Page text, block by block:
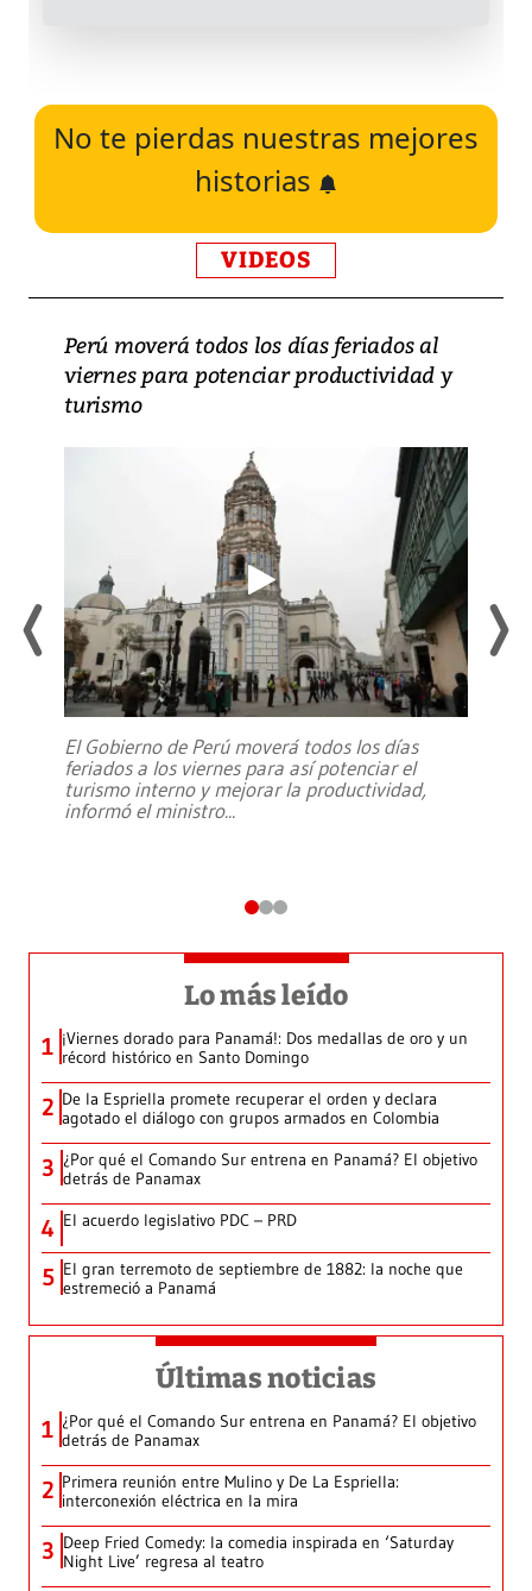
No te pierdas nuestras mejores
historias
VIDEOS
Perú moverá todos los días feriados al
viernes para potenciar productividad y
turismo
El Gobierno de Perú moverá todos los días
feriados a los viernes para así potenciar el
turismo interno y mejorar la productividad,
informó el ministro...
Lo más leído
1 ¡Viernes dorado para Panamá!: Dos medallas de oro y un
récord histórico en Santo Domingo
2 De la Espriella promete recuperar el orden y declara
agotado el diálogo con grupos armados en Colombia
3 ¿Por qué el Comando Sur entrena en Panamá? El objetivo
detrás de Panamax
4 El acuerdo legislativo PDC – PRD
5 El gran terremoto de septiembre de 1882: la noche que
estremeció a Panamá
Últimas noticias
1 ¿Por qué el Comando Sur entrena en Panamá? El objetivo
detrás de Panamax
2 Primera reunión entre Mulino y De La Espriella:
interconexión eléctrica en la mira
3 Deep Fried Comedy: la comedia inspirada en ‘Saturday
Night Live’ regresa al teatro